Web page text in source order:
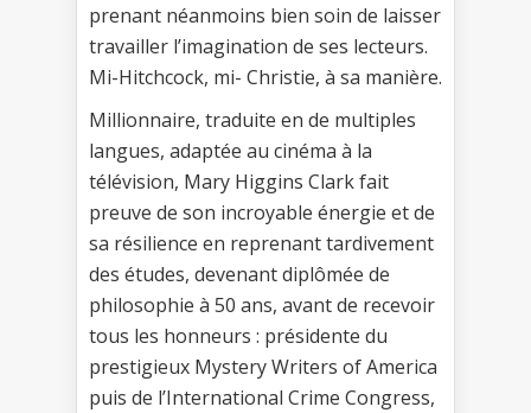
prenant néanmoins bien soin de laisser
travailler l’imagination de ses lecteurs.
Mi-Hitchcock, mi- Christie, à sa manière.
Millionnaire, traduite en de multiples
langues, adaptée au cinéma à la
télévision, Mary Higgins Clark fait
preuve de son incroyable énergie et de
sa résilience en reprenant tardivement
des études, devenant diplômée de
philosophie à 50 ans, avant de recevoir
tous les honneurs : présidente du
prestigieux Mystery Writers of America
puis de l’International Crime Congress,